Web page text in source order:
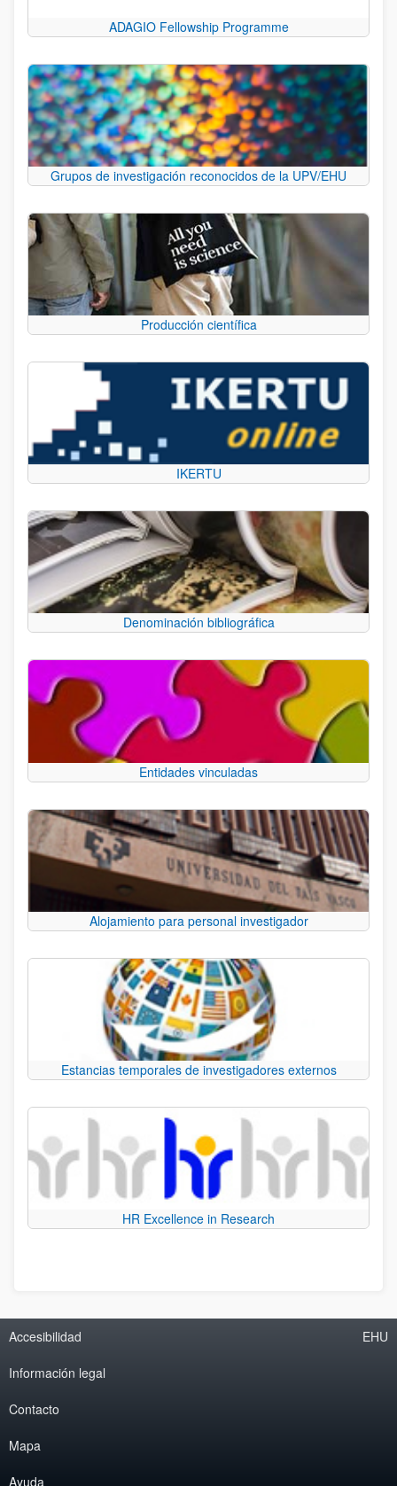
ADAGIO Fellowship Programme
Grupos de investigación reconocidos de la UPV/EHU
Producción científica
IKERTU
Denominación bibliográfica
Entidades vinculadas
Alojamiento para personal investigador
Estancias temporales de investigadores externos
HR Excellence in Research
Accesibilidad
Información legal
Contacto
Mapa
Ayuda
EHU